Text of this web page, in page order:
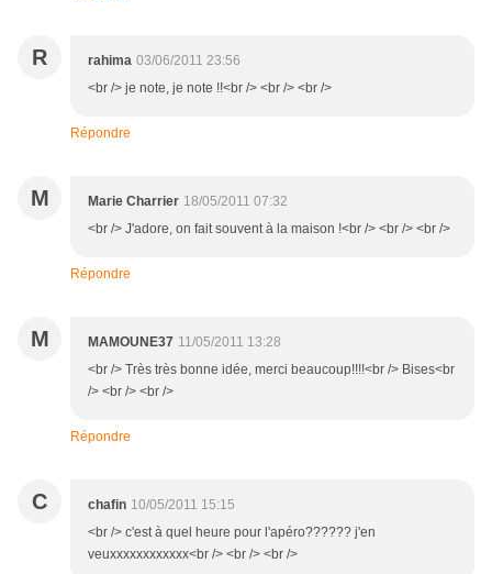
R rahima 03/06/2011 23:56
<br /> je note, je note !!<br /> <br /> <br />
Répondre
M Marie Charrier 18/05/2011 07:32
<br /> J'adore, on fait souvent à la maison !<br /> <br /> <br />
Répondre
M MAMOUNE37 11/05/2011 13:28
<br /> Très très bonne idée, merci beaucoup!!!!<br /> Bises<br
/> <br /> <br />
Répondre
C chafin 10/05/2011 15:15
<br /> c'est à quel heure pour l'apéro?????? j'en
veuxxxxxxxxxxxx<br /> <br /> <br />